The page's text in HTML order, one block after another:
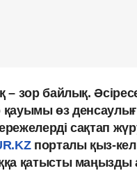
– зор байлық.
өз
сақтап
порталы қыз-
қатысты маңызды